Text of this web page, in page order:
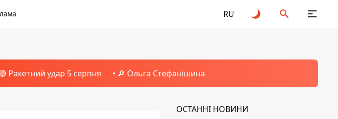
RU
Ракетний удар 5 серпня 🔎 Ольга Стефанішина
ОСТАННІ НОВИНИ